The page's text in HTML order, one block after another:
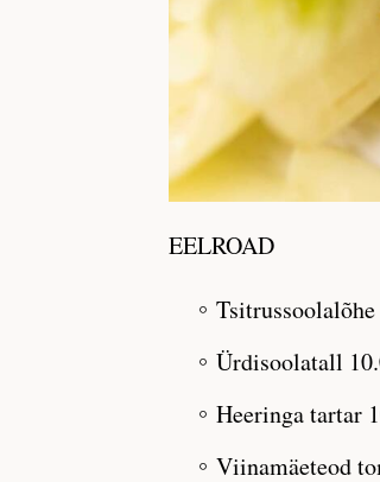
EELROAD
Ürdisoolatall
Heeringa tartar
Viinamäeteod